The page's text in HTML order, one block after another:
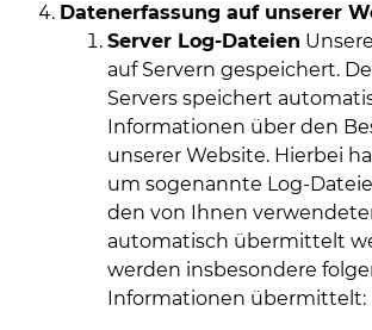
Datenerfassung auf unserer
Server Log-Dateien
auf Servern gespeichert.
Servers speichert
Informationen über den
unserer Website. Hierbei
um sogenannte Log-
den von Ihnen
automatisch übermittelt
werden insbesondere
Informationen übermittelt: